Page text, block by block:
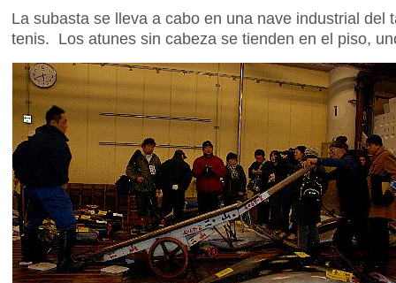
La subasta se lleva a cabo en una nave industrial del
tenis. Los atunes sin cabeza se tienden en el piso,